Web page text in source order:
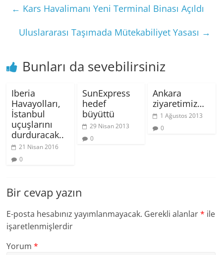
← Kars Havalimanı Yeni Terminal Binası Açıldı
Uluslararası Taşımada Mütekabiliyet Yasası →
Bunları da sevebilirsiniz
Iberia
Havayolları,
İstanbul
uçuşlarını
durduracak..
21 Nisan 2016
0
SunExpress
hedef
büyüttü
29 Nisan 2013
0
Ankara
ziyaretimiz…
1 Ağustos 2013
0
Bir cevap yazın
E-posta hesabınız yayımlanmayacak. Gerekli alanlar* ile
işaretlenmişlerdir
Yorum*